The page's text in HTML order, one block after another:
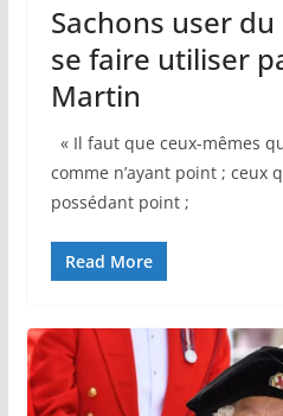
Sachons user
se faire utiliser
Martin
« Il faut que ceux-mêmes
comme n’ayant point ; ceux
possédant point ;
Read More